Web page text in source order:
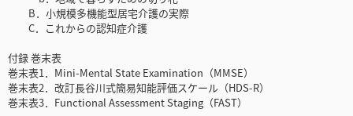
B．小規模多機能型居宅介護の実際
C．これからの認知症介護
付録 巻末表
巻末表1．Mini-Mental State Examination（MMSE）
巻末表2．改訂長谷川式簡易知能評価スケール（HDS-R）
巻末表3．Functional Assessment Staging（FAST）